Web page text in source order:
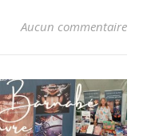
Aucun commentaire